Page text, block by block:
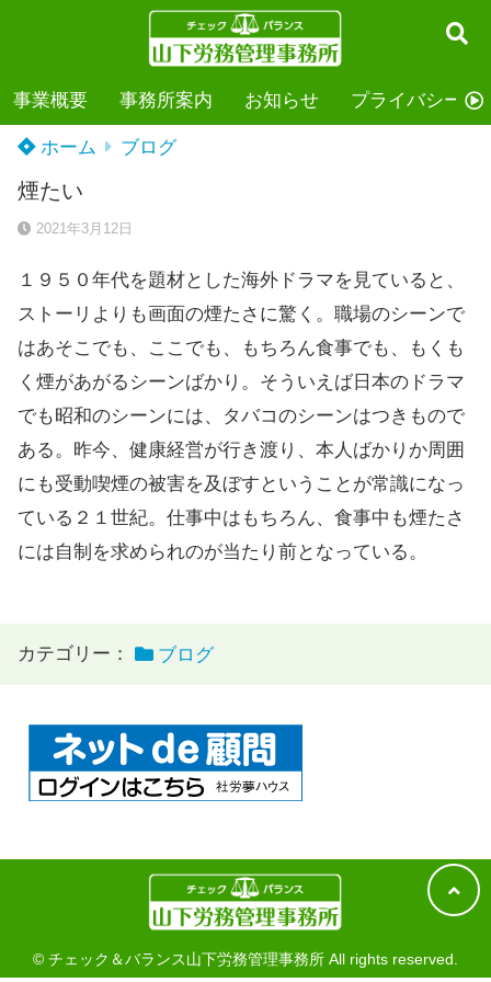
事業概要 事務所案内 お知らせ プライバシーポ
ホーム ブログ
煙たい
2021年3月12日
１９５０年代を題材とした海外ドラマを見ていると、
ストーリよりも画面の煙たさに驚く。職場のシーンで
はあそこでも、ここでも、もちろん食事でも、もくも
く煙があがるシーンばかり。そういえば日本のドラマ
でも昭和のシーンには、タバコのシーンはつきもので
ある。昨今、健康経営が行き渡り、本人ばかりか周囲
にも受動喫煙の被害を及ぼすということが常識になっ
ている２１世紀。仕事中はもちろん、食事中も煙たさ
には自制を求められのが当たり前となっている。
カテゴリー： ブログ
© チェック＆バランス山下労務管理事務所 All rights reserved.